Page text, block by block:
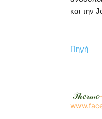
και την
Πηγή
𝒯𝒽𝑒𝓇𝓂𝑜